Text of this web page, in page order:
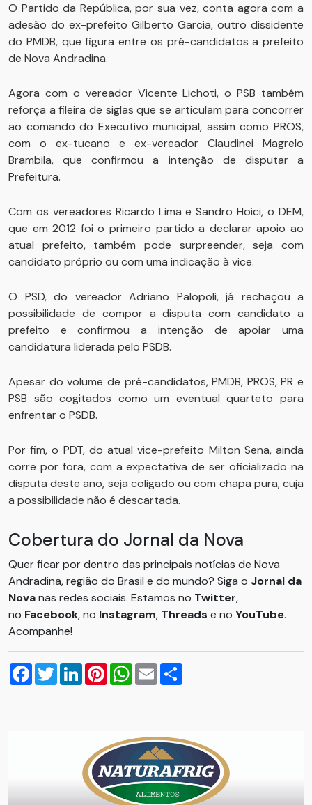
O Partido da República, por sua vez, conta agora com a
adesão do ex-prefeito Gilberto Garcia, outro dissidente
do PMDB, que figura entre os pré-candidatos a prefeito
de Nova Andradina.
Agora com o vereador Vicente Lichoti, o PSB também
reforça a fileira de siglas que se articulam para concorrer
ao comando do Executivo municipal, assim como PROS,
com o ex-tucano e ex-vereador Claudinei Magrelo
Brambila, que confirmou a intenção de disputar a
Prefeitura.
Com os vereadores Ricardo Lima e Sandro Hoici, o DEM,
que em 2012 foi o primeiro partido a declarar apoio ao
atual prefeito, também pode surpreender, seja com
candidato próprio ou com uma indicação à vice.
O PSD, do vereador Adriano Palopoli, já rechaçou a
possibilidade de compor a disputa com candidato a
prefeito e confirmou a intenção de apoiar uma
candidatura liderada pelo PSDB.
Apesar do volume de pré-candidatos, PMDB, PROS, PR e
PSB são cogitados como um eventual quarteto para
enfrentar o PSDB.
Por fim, o PDT, do atual vice-prefeito Milton Sena, ainda
corre por fora, com a expectativa de ser oficializado na
disputa deste ano, seja coligado ou com chapa pura, cuja
a possibilidade não é descartada.
Cobertura do Jornal da Nova
Quer ficar por dentro das principais notícias de Nova
Andradina, região do Brasil e do mundo? Siga o Jornal da
Novanas redes sociais. Estamos no Twitter,
no Facebook, no Instagram, Threads e no YouTube.
Acompanhe!
Facebook
TwitterLinkedInPinterestWhatsApp
Email